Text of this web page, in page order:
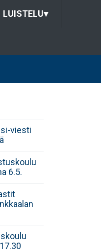
LUISTELU▾
viesti
6.5.